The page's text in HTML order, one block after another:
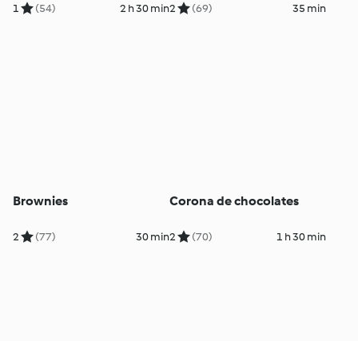
1 (54) 2 h 30 min2 (69) 35 min
Brownies
2 (77) 30 min
Corona de chocolates
2 (70) 1 h 30 min